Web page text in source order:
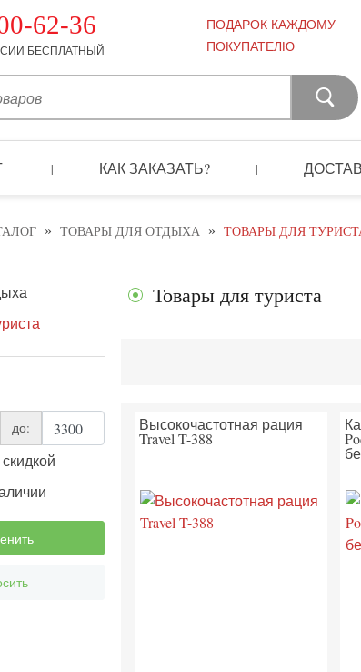
62-36
БЕСПЛАТНЫЙ
ПОДАРОК КАЖДОМУ
ПОКУПАТЕЛЮ
| КАК ЗАКАЗАТЬ? |
» ТОВАРЫ ДЛЯ ОТДЫХА » ТОВАРЫ ДЛЯ
до:
Товары для туриста
Высокочастотная рация
Travel T-388